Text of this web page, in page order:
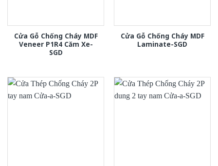
Cửa Gỗ Chống Cháy MDF
Veneer P1R4 Căm Xe-
SGD
Cửa Gỗ Chống Cháy MDF
Laminate-SGD